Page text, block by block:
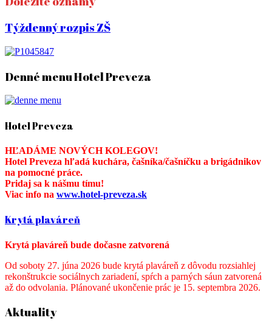
Týždenný rozpis ZŠ
Denné menu Hotel Preveza
Hotel Preveza
HĽADÁME NOVÝCH KOLEGOV!
Hotel Preveza hľadá kuchára, čašníka/čašníčku a brigádnikov
na pomocné práce.
Pridaj sa k nášmu tímu!
Viac info na www.hotel-preveza.sk
Krytá plaváreň
Krytá plaváreň bude dočasne zatvorená
Od soboty 27. júna 2026 bude krytá plaváreň z dôvodu rozsiahlej
rekonštrukcie sociálnych zariadení, spŕch a parných sáun zatvorená
až do odvolania. Plánované ukončenie prác je 15. septembra 2026.
Aktuality